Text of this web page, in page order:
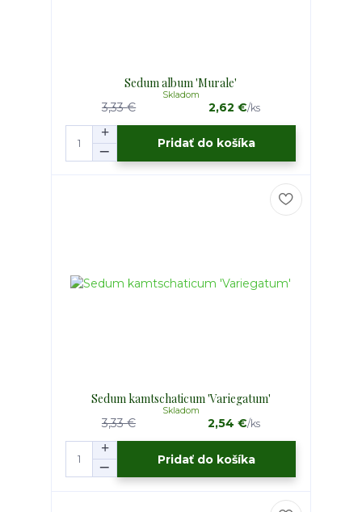
Sedum album 'Murale'
3,33 € 2,62 €/ks
Skladom
Pridať do košíka
Sedum kamtschaticum 'Variegatum'
3,33 € 2,54 €/ks
Skladom
Pridať do košíka